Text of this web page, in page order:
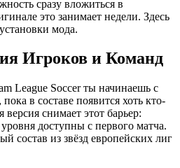
сразу вложиться в
это занимает недели. Здесь
мода.
Игроков и Команд
League Soccer ты начинаешь с
в составе появится хоть кто-
снимает этот барьер:
доступны с первого матча.
состав из звёзд европейских лиг